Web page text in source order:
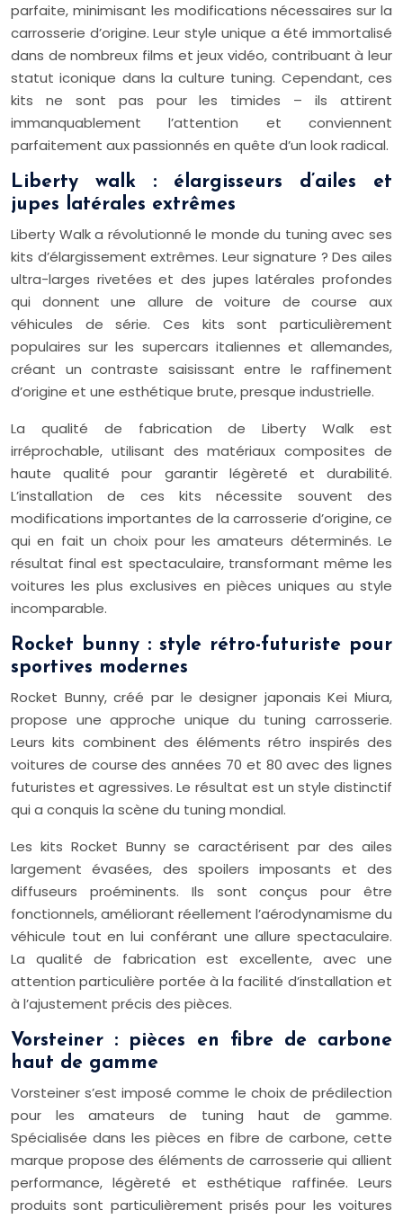
parfaite, minimisant les modifications nécessaires sur la
carrosserie d’origine. Leur style unique a été immortalisé
dans de nombreux films et jeux vidéo, contribuant à leur
statut iconique dans la culture tuning. Cependant, ces
kits ne sont pas pour les timides – ils attirent
immanquablement l’attention et conviennent
parfaitement aux passionnés en quête d’un look radical.
Liberty walk : élargisseurs d’ailes et
jupes latérales extrêmes
Liberty Walk a révolutionné le monde du tuning avec ses
kits d’élargissement extrêmes. Leur signature ? Des ailes
ultra-larges rivetées et des jupes latérales profondes
qui donnent une allure de voiture de course aux
véhicules de série. Ces kits sont particulièrement
populaires sur les supercars italiennes et allemandes,
créant un contraste saisissant entre le raffinement
d’origine et une esthétique brute, presque industrielle.
La qualité de fabrication de Liberty Walk est
irréprochable, utilisant des matériaux composites de
haute qualité pour garantir légèreté et durabilité.
L’installation de ces kits nécessite souvent des
modifications importantes de la carrosserie d’origine, ce
qui en fait un choix pour les amateurs déterminés. Le
résultat final est spectaculaire, transformant même les
voitures les plus exclusives en pièces uniques au style
incomparable.
Rocket bunny : style rétro-futuriste pour
sportives modernes
Rocket Bunny, créé par le designer japonais Kei Miura,
propose une approche unique du tuning carrosserie.
Leurs kits combinent des éléments rétro inspirés des
voitures de course des années 70 et 80 avec des lignes
futuristes et agressives. Le résultat est un style distinctif
qui a conquis la scène du tuning mondial.
Les kits Rocket Bunny se caractérisent par des ailes
largement évasées, des spoilers imposants et des
diffuseurs proéminents. Ils sont conçus pour être
fonctionnels, améliorant réellement l’aérodynamisme du
véhicule tout en lui conférant une allure spectaculaire.
La qualité de fabrication est excellente, avec une
attention particulière portée à la facilité d’installation et
à l’ajustement précis des pièces.
Vorsteiner : pièces en fibre de carbone
haut de gamme
Vorsteiner s’est imposé comme le choix de prédilection
pour les amateurs de tuning haut de gamme.
Spécialisée dans les pièces en fibre de carbone, cette
marque propose des éléments de carrosserie qui allient
performance, légèreté et esthétique raffinée. Leurs
produits sont particulièrement prisés pour les voitures